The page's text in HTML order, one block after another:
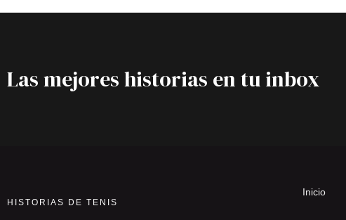
Las mejores historias en tu inbox
HISTORIAS DE TENIS
Inicio